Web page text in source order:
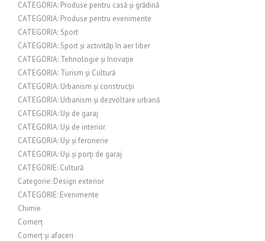
CATEGORIA: Produse pentru casă și grădină
CATEGORIA: Produse pentru evenimente
CATEGORIA: Sport
CATEGORIA: Sport și activități în aer liber
CATEGORIA: Tehnologie și Inovație
CATEGORIA: Turism și Cultură
CATEGORIA: Urbanism și construcții
CATEGORIA: Urbanism și dezvoltare urbană
CATEGORIA: Uși de garaj
CATEGORIA: Uși de interior
CATEGORIA: Uși și feronerie
CATEGORIA: Uși și porți de garaj
CATEGORIE: Cultură
Categorie: Design exterior
CATEGORIE: Evenimente
Chimie
Comerț
Comerț și afaceri